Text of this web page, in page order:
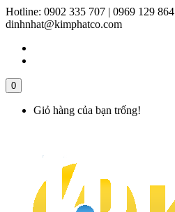
Hotline: 0902 335 707 | 0969 129 864
dinhnhat@kimphatco.com
0
Giỏ hàng của bạn trống!